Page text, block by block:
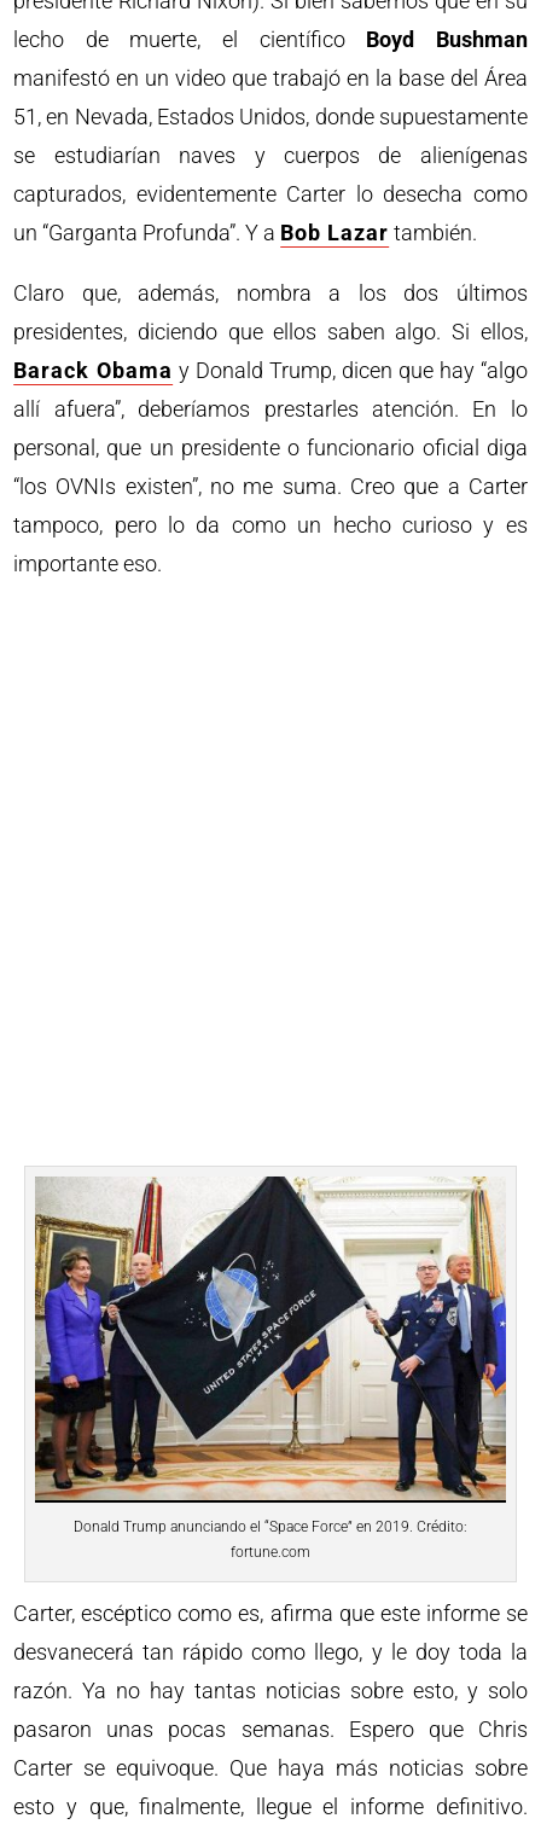
lecho de muerte, el científico Boyd Bushman
manifestó en un video que trabajó en la base del Área
51, en Nevada, Estados Unidos, donde supuestamente
se estudiarían naves y cuerpos de alienígenas
capturados, evidentemente Carter lo desecha como
un “Garganta Profunda”. Y a Bob Lazar también.
Claro que, además, nombra a los dos últimos
presidentes, diciendo que ellos saben algo. Si ellos,
Barack Obama y Donald Trump, dicen que hay “algo
allí afuera”, deberíamos prestarles atención. En lo
personal, que un presidente o funcionario oficial diga
“los OVNIs existen”, no me suma. Creo que a Carter
tampoco, pero lo da como un hecho curioso y es
importante eso.
Donald Trump anunciando el “Space Force” en 2019. Crédito:
fortune.com
Carter, escéptico como es, afirma que este informe se
desvanecerá tan rápido como llego, y le doy toda la
razón. Ya no hay tantas noticias sobre esto, y solo
pasaron unas pocas semanas. Espero que Chris
Carter se equivoque. Que haya más noticias sobre
esto y que, finalmente, llegue el informe definitivo.